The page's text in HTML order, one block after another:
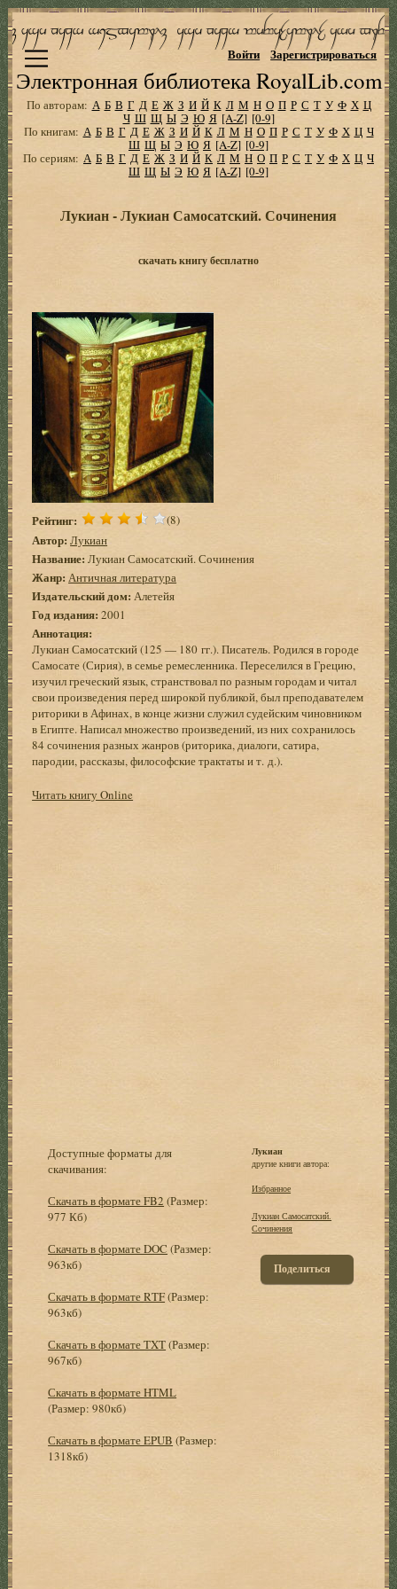
Электронная библиотека RoyalLib.com
Войти Зарегистрироваться
По авторам: А Б В Г Д Е Ж З И Й К Л М Н О П Р С Т У Ф Х Ц
Ч Ш Щ Ы Э Ю Я [A-Z] [0-9]
По книгам: А Б В Г Д Е Ж З И Й К Л М Н О П Р С Т У Ф Х Ц Ч
Ш Щ Ы Э Ю Я [A-Z] [0-9]
По сериям: А Б В Г Д Е Ж З И Й К Л М Н О П Р С Т У Ф Х Ц Ч
Ш Щ Ы Э Ю Я [A-Z] [0-9]
Лукиан - Лукиан Самосатский. Сочинения
скачать книгу бесплатно
Рейтинг: (8)
Автор: Лукиан
Название: Лукиан Самосатский. Сочинения
Жанр: Античная литература
Издательский дом: Алетейя
Год издания: 2001
Аннотация:
Лукиан Самосатский (125 — 180 гг.). Писатель. Родился в городе
Самосате (Сирия), в семье ремесленника. Переселился в Грецию,
изучил греческий язык, странствовал по разным городам и читал
свои произведения перед широкой публикой, был преподавателем
риторики в Афинах, в конце жизни служил судейским чиновником
в Египте. Написал множество произведений, из них сохранилось
84 сочинения разных жанров (риторика, диалоги, сатира,
пародии, рассказы, философские трактаты и т. д.).
Читать книгу Online
Доступные форматы для
скачивания:
Скачать в формате FB2 (Размер:
977 Кб)
Скачать в формате DOC (Размер:
963кб)
Скачать в формате RTF(Размер:
963кб)
Скачать в формате TXT(Размер:
967кб)
Скачать в формате HTML
(Размер: 980кб)
Скачать в формате EPUB (Размер:
1318кб)
Лукиан
другие книги автора:
Избранное
Лукиан Самосатский.
Сочинения
Поделиться